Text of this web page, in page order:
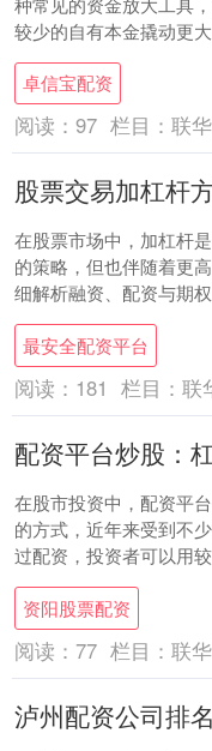
较少的自有本金撬动更
**炒股杠杆的计算公式**
杆....
卓信宝配资
阅读： 97 栏目： 联
在股票市场中，加杠杆
的策略，但也伴随着更
细解析融资、配资与期
方法，帮助投资者全面
用场景。....
最安全配资平台
阅读： 181 栏目： 联
在股市投资中，配资平
的方式，近年来受到不
过配资，投资者可以用
的交易额度，从而在行
益。然而....
资阳股票配资
阅读： 77 栏目： 联